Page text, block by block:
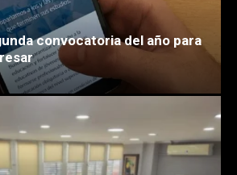
convocatoria del año para